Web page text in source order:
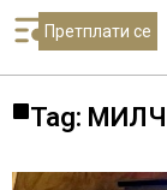
Претплати се
Tag: